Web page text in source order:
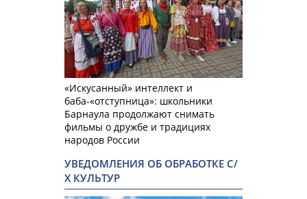
«Искусанный» интеллект и
баба-«отступница»: школьники
Барнаула продолжают снимать
фильмы о дружбе и традициях
народов России
УВЕДОМЛЕНИЯ ОБ ОБРАБОТКЕ С/
Х КУЛЬТУР